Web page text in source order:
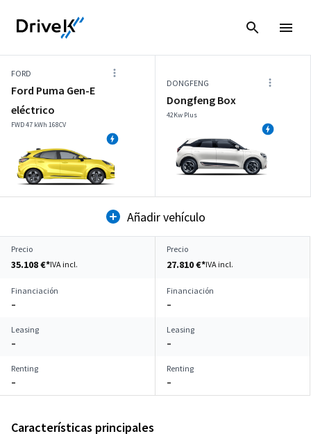
FORD
Ford Puma Gen-E
eléctrico
FWD 47 kWh 168CV
DONGFENG
Dongfeng Box
42Kw Plus
Añadir vehículo
Precio
35.108 €*IVA incl.
Precio
27.810 €*IVA incl.
Financiación
–
Financiación
–
Leasing
–
Leasing
–
Renting
–
Renting
–
Características principales